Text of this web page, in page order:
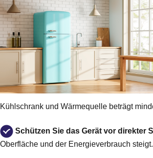
Kühlschrank und Wärmequelle beträgt
Schützen Sie das Gerät vor direkter
Oberfläche und der Energieverbrauch